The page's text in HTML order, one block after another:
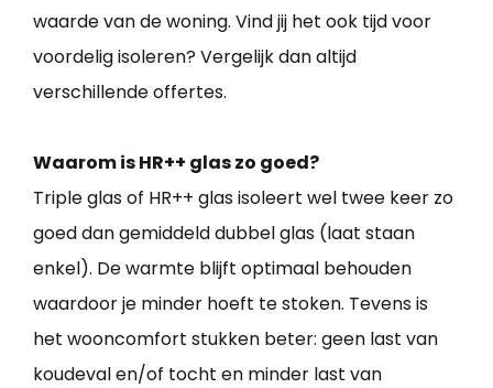
waarde van de woning. Vind jij het ook tijd voor
voordelig isoleren? Vergelijk dan altijd
verschillende offertes.
Waarom is HR++ glas zo goed?
Triple glas of HR++ glas isoleert wel twee keer zo
goed dan gemiddeld dubbel glas (laat staan
enkel). De warmte blijft optimaal behouden
waardoor je minder hoeft te stoken. Tevens is
het wooncomfort stukken beter: geen last van
koudeval en/of tocht en minder last van